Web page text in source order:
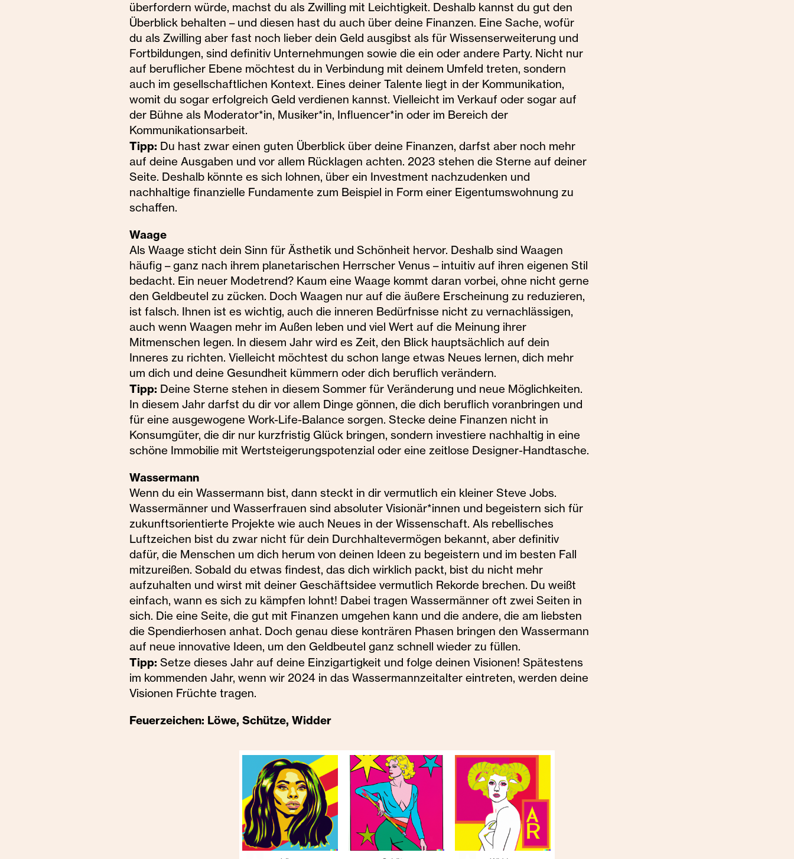
überfordern würde, machst du als Zwilling mit Leichtigkeit. Deshalb kannst du gut den
Überblick behalten – und diesen hast du auch über deine Finanzen. Eine Sache, wofür
du als Zwilling aber fast noch lieber dein Geld ausgibst als für Wissenserweiterung und
Fortbildungen, sind definitiv Unternehmungen sowie die ein oder andere Party. Nicht nur
auf beruflicher Ebene möchtest du in Verbindung mit deinem Umfeld treten, sondern
auch im gesellschaftlichen Kontext. Eines deiner Talente liegt in der Kommunikation,
womit du sogar erfolgreich Geld verdienen kannst. Vielleicht im Verkauf oder sogar auf
der Bühne als Moderator*in, Musiker*in, Influencer*in oder im Bereich der
Kommunikationsarbeit.
Tipp: Du hast zwar einen guten Überblick über deine Finanzen, darfst aber noch mehr
auf deine Ausgaben und vor allem Rücklagen achten. 2023 stehen die Sterne auf deiner
Seite. Deshalb könnte es sich lohnen, über ein Investment nachzudenken und
nachhaltige finanzielle Fundamente zum Beispiel in Form einer Eigentumswohnung zu
schaffen.
Waage
Als Waage sticht dein Sinn für Ästhetik und Schönheit hervor. Deshalb sind Waagen
häufig – ganz nach ihrem planetarischen Herrscher Venus – intuitiv auf ihren eigenen Stil
bedacht. Ein neuer Modetrend? Kaum eine Waage kommt daran vorbei, ohne nicht gerne
den Geldbeutel zu zücken. Doch Waagen nur auf die äußere Erscheinung zu reduzieren,
ist falsch. Ihnen ist es wichtig, auch die inneren Bedürfnisse nicht zu vernachlässigen,
auch wenn Waagen mehr im Außen leben und viel Wert auf die Meinung ihrer
Mitmenschen legen. In diesem Jahr wird es Zeit, den Blick hauptsächlich auf dein
Inneres zu richten. Vielleicht möchtest du schon lange etwas Neues lernen, dich mehr
um dich und deine Gesundheit kümmern oder dich beruflich verändern.
Tipp: Deine Sterne stehen in diesem Sommer für Veränderung und neue Möglichkeiten.
In diesem Jahr darfst du dir vor allem Dinge gönnen, die dich beruflich voranbringen und
für eine ausgewogene Work-Life-Balance sorgen. Stecke deine Finanzen nicht in
Konsumgüter, die dir nur kurzfristig Glück bringen, sondern investiere nachhaltig in eine
schöne Immobilie mit Wertsteigerungspotenzial oder eine zeitlose Designer-Handtasche.
Wassermann
Wenn du ein Wassermann bist, dann steckt in dir vermutlich ein kleiner Steve Jobs.
Wassermänner und Wasserfrauen sind absoluter Visionär*innen und begeistern sich für
zukunftsorientierte Projekte wie auch Neues in der Wissenschaft. Als rebellisches
Luftzeichen bist du zwar nicht für dein Durchhaltevermögen bekannt, aber definitiv
dafür, die Menschen um dich herum von deinen Ideen zu begeistern und im besten Fall
mitzureißen. Sobald du etwas findest, das dich wirklich packt, bist du nicht mehr
aufzuhalten und wirst mit deiner Geschäftsidee vermutlich Rekorde brechen. Du weißt
einfach, wann es sich zu kämpfen lohnt! Dabei tragen Wassermänner oft zwei Seiten in
sich. Die eine Seite, die gut mit Finanzen umgehen kann und die andere, die am liebsten
die Spendierhosen anhat. Doch genau diese konträren Phasen bringen den Wassermann
auf neue innovative Ideen, um den Geldbeutel ganz schnell wieder zu füllen.
Tipp:Setze dieses Jahr auf deine Einzigartigkeit und folge deinen Visionen! Spätestens
im kommenden Jahr, wenn wir 2024 in das Wassermannzeitalter eintreten, werden deine
Visionen Früchte tragen.
Feuerzeichen: Löwe, Schütze, Widder